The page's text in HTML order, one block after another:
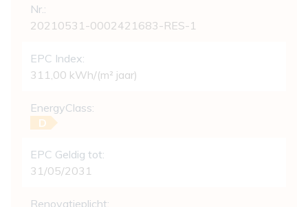
Nr.:
20210531-0002421683-RES-1
EPC Index:
311,00 kWh/(m² jaar)
EnergyClass:
D
EPC Geldig tot:
31/05/2031
Renovatieplicht: